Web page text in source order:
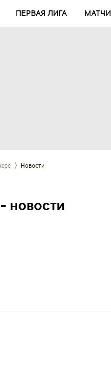
ПЕРВАЯ ЛИГА МАТЧИ
Новости
новости